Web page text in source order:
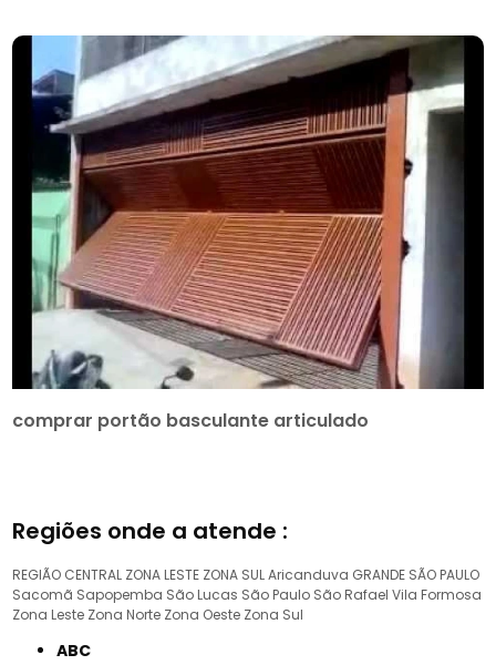
comprar portão basculante articulado
Regiões onde a atende :
REGIÃO CENTRAL ZONA LESTE ZONA SULAricanduva GRANDE SÃO PAULO
Sacomã Sapopemba São Lucas São Paulo São Rafael Vila Formosa
Zona Leste Zona Norte Zona Oeste Zona Sul
ABC